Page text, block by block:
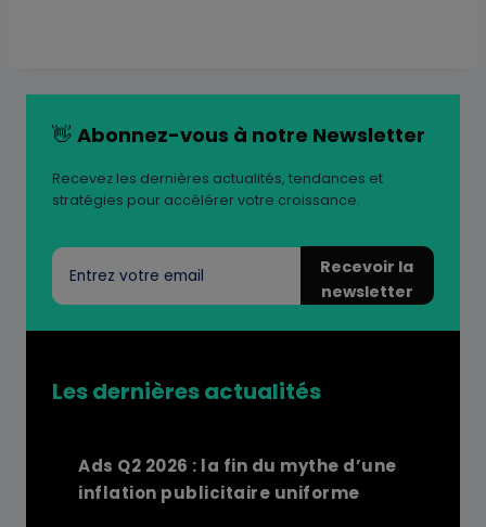
👋 Abonnez-vous à notre Newsletter
Recevez les dernières actualités, tendances et
stratégies pour accélérer votre croissance.
Recevoir la
newsletter
Les dernières actualités
Ads Q2 2026 : la fin du mythe d’une
inflation publicitaire uniforme